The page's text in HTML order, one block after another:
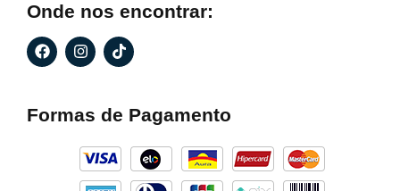
Onde nos encontrar:
F
a
c
o
I
n
s
g
a
m
T
i
k
k
Formas de Pagamento